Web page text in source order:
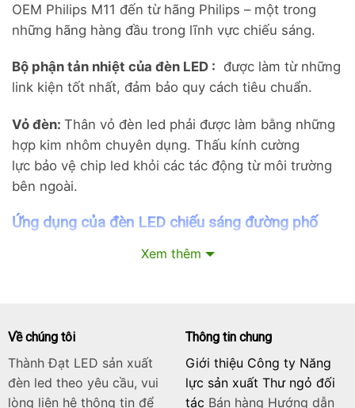
OEM Philips M11 đến từ hãng Philips – một trong
những hãng hàng đầu trong lĩnh vực chiếu sáng.
Bộ phận tản nhiệt của đèn LED : được làm từ những
link kiện tốt nhất, đảm bảo quy cách tiêu chuẩn.
Vỏ đèn: Thân vỏ đèn led phải được làm bằng những
hợp kim nhôm chuyên dụng. Thấu kính cường
lực bảo vệ chip led khỏi các tác động từ môi trường
bên ngoài.
Ứng dụng của đèn LED chiếu sáng đường phố
Với chất lượng ánh sáng tốt, độ hoàn màu cao, khả
Chiếu sáng đường phố nông thôn
Chiếu sáng các con đường nhỏ
Chiếu sáng đường khu dân cư
Xem thêm
Về chúng tôi
Thành Đạt LED sản xuất
đèn led theo yêu cầu, vui
lòng liên hệ thông tin để
Thông tin chung
Giới thiệu Công ty Năng
lực sản xuất Thư ngỏ đối
tác Bán hàng Hướng dẫn